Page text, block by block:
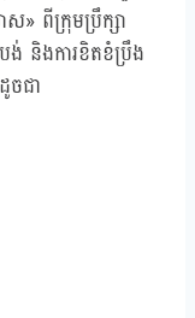
» ពីក្រុមប្រឹក្សា
និងការខិតខំប្រឹង
ចជា